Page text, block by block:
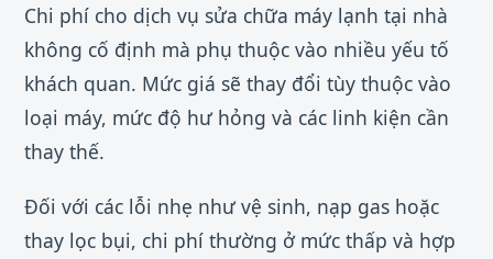
Chi phí cho dịch vụ sửa chữa máy lạnh tại nhà
không cố định mà phụ thuộc vào nhiều yếu tố
khách quan. Mức giá sẽ thay đổi tùy thuộc vào
loại máy, mức độ hư hỏng và các linh kiện cần
thay thế.
Đối với các lỗi nhẹ như vệ sinh, nạp gas hoặc
thay lọc bụi, chi phí thường ở mức thấp và hợp